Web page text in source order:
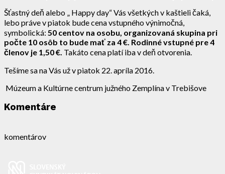
Šťastný deň alebo „ Happy day“ Vás všetkých v kaštieli čaká,
lebo práve v piatok bude cena vstupného výnimočná,
symbolická: 50 centov na osobu, organizovaná skupina pri
počte 10 osôb to bude mať za 4 €. Rodinné vstupné pre 4
členov je 1,50 €. Takáto cena platí iba v deň otvorenia.
Tešíme sa na Vás už v piatok 22. apríla 2016.
Múzeum a Kultúrne centrum južného Zemplína v Trebišove
Komentáre
komentárov